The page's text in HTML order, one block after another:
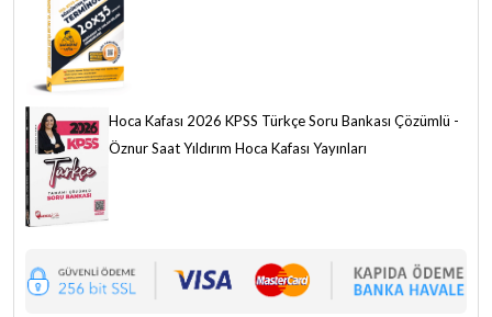
Hoca Kafası 2026 KPSS Türkçe Soru Bankası Çözümlü -
Öznur Saat Yıldırım Hoca Kafası Yayınları